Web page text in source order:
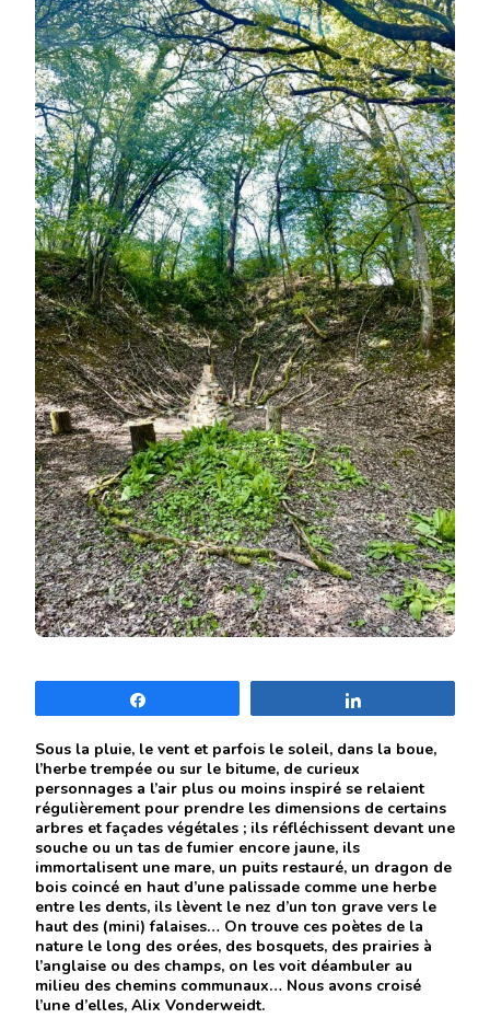
ÉVOQUER
LA
VIE
ÉTERNELLE
ET
LA
PROSPÉRITÉ
Sous la pluie, le vent et parfois le soleil, dans la boue,
l’herbe trempée ou sur le bitume, de curieux
personnages a l’air plus ou moins inspiré se relaient
régulièrement pour prendre les dimensions de certains
arbres et façades végétales ; ils réfléchissent devant une
souche ou un tas de fumier encore jaune, ils
immortalisent une mare, un puits restauré, un dragon de
bois coincé en haut d’une palissade comme une herbe
entre les dents, ils lèvent le nez d’un ton grave vers le
haut des (mini) falaises… On trouve ces poètes de la
nature le long des orées, des bosquets, des prairies à
l’anglaise ou des champs, on les voit déambuler au
milieu des chemins communaux… Nous avons croisé
l’une d’elles, Alix Vonderweidt.